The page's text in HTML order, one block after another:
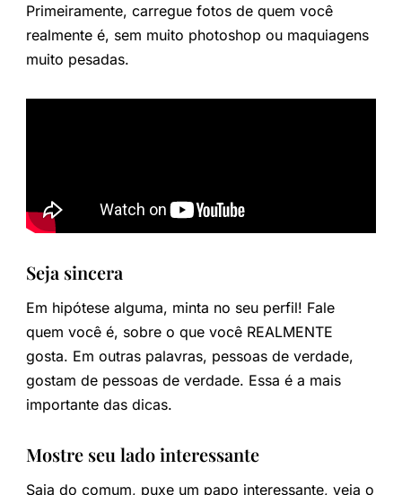
Primeiramente, carregue fotos de quem você
realmente é, sem muito photoshop ou maquiagens
muito pesadas.
Seja sincera
Em hipótese alguma, minta no seu perfil! Fale
quem você é, sobre o que você REALMENTE
gosta. Em outras palavras, pessoas de verdade,
gostam de pessoas de verdade. Essa é a mais
importante das dicas.
Mostre seu lado interessante
Saia do comum, puxe um papo interessante, veja o